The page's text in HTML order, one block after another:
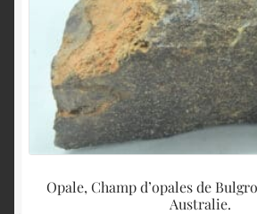
Opale, Champ d’opales de
Australie.